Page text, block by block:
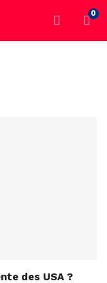
0
des USA ?